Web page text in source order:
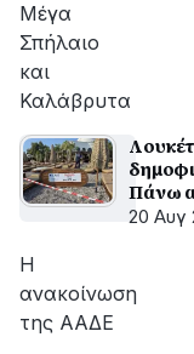
Μέγα
Σπήλαιο
και
Καλάβρυτα
Πάνω
20 Αυγ
Η
ανακοίνωση
της ΑΑΔΕ